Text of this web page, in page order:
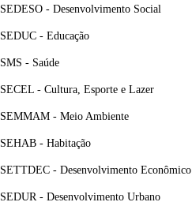
SEDESO - Desenvolvimento Social
SEDUC - Educação
SMS - Saúde
SECEL - Cultura, Esporte e Lazer
SEMMAM - Meio Ambiente
SEHAB - Habitação
SETTDEC - Desenvolvimento Econômico
SEDUR - Desenvolvimento Urbano